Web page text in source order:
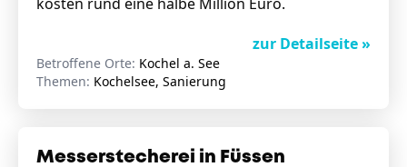
Nachgehört
Newsletter
zur Detailseite »
Betroffene Orte: Kochel a. See
Themen: Kochelsee, Sanierung
Messerstecherei in Füssen